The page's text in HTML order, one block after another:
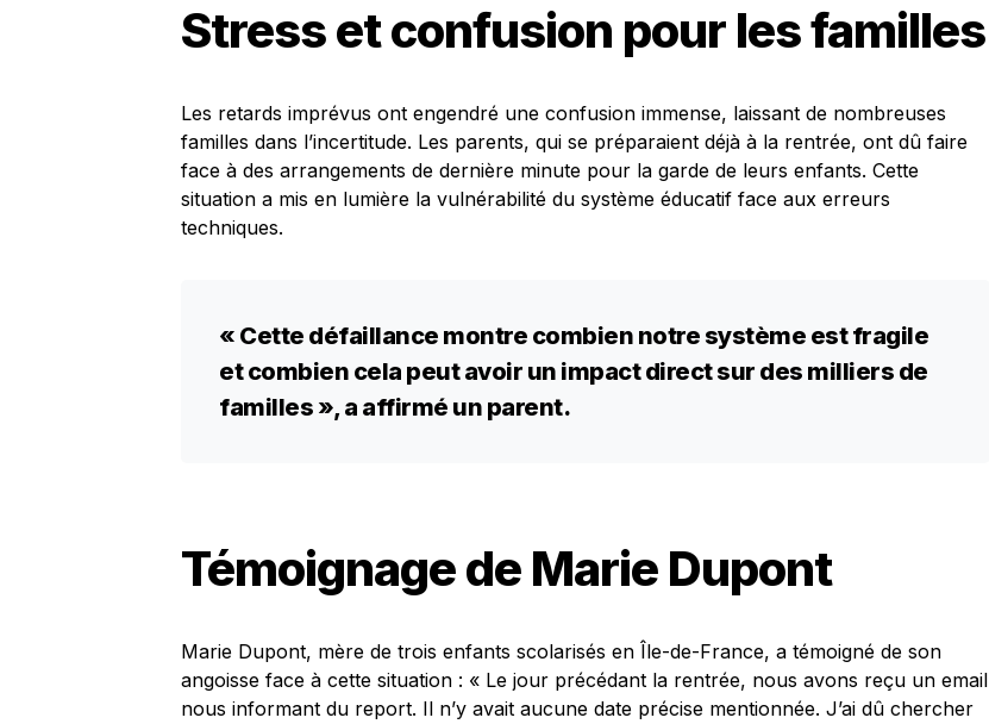
Stress et confusion pour les familles
Les retards imprévus ont engendré une confusion immense, laissant de nombreuses
familles dans l’incertitude. Les parents, qui se préparaient déjà à la rentrée, ont dû faire
face à des arrangements de dernière minute pour la garde de leurs enfants. Cette
situation a mis en lumière la vulnérabilité du système éducatif face aux erreurs
techniques.
« Cette défaillance montre combien notre système est fragile
et combien cela peut avoir un impact direct sur des milliers de
familles », a affirmé un parent.
Témoignage de Marie Dupont
Marie Dupont, mère de trois enfants scolarisés en Île-de-France, a témoigné de son
angoisse face à cette situation : « Le jour précédant la rentrée, nous avons reçu un email
nous informant du report. Il n’y avait aucune date précise mentionnée. J’ai dû chercher